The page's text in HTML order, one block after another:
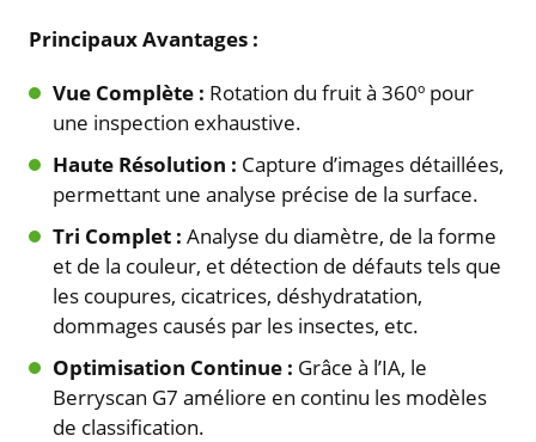
Principaux Avantages :
Vue Complète : Rotation du fruit à 360º pour
une inspection exhaustive.
Haute Résolution : Capture d’images détaillées,
permettant une analyse précise de la surface.
Tri Complet : Analyse du diamètre, de la forme
et de la couleur, et détection de défauts tels que
les coupures, cicatrices, déshydratation,
dommages causés par les insectes, etc.
Optimisation Continue : Grâce à l’IA, le
Berryscan G7 améliore en continu les modèles
de classification.